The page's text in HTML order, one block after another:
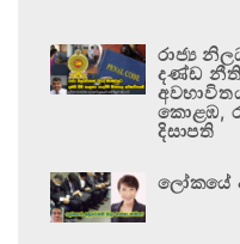
රාජ්‍ය
දණ්ඩ නීති
කොළඹ,
දිසාපති
ලෝකයේ